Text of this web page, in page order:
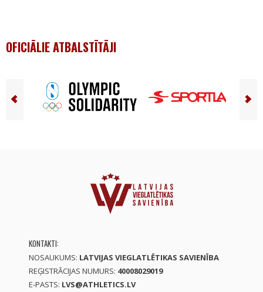
OFICIĀLIE ATBALSTĪTĀJI
KONTAKTI:
NOSAUKUMS: LATVIJAS VIEGLATLĒTIKAS SAVIENĪBA
REĢISTRĀCIJAS NUMURS: 40008029019
E-PASTS: LVS@ATHLETICS.LV